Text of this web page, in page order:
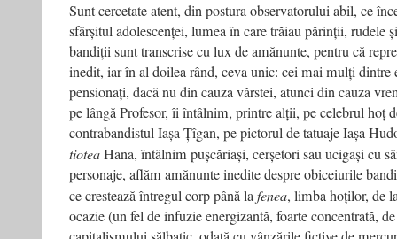
Sunt cercetate atent, din postura observatorului abil, ce
sfârșitul adolescenței, lumea în care trăiau părinții, rudele
bandiții sunt transcrise cu lux de amănunte, pentru că
inedit, iar în al doilea rând, ceva unic: cei mai mulți dintre
pensionați, dacă nu din cauza vârstei, atunci din cauza
pe lângă Profesor, îi întâlnim, printre alții, pe celebrul hoț
contrabandistul Iașa Țîgan, pe pictorul de tatuaje Iașa
tioteaHana, întâlnim pușcăriași, cerșetori sau ucigași cu
personaje, aflăm amănunte inedite despre obiceiurile
ce crestează întregul corp până lafenea, limba hoților, de
ocazie (un fel de infuzie energizantă, foarte concentrată,